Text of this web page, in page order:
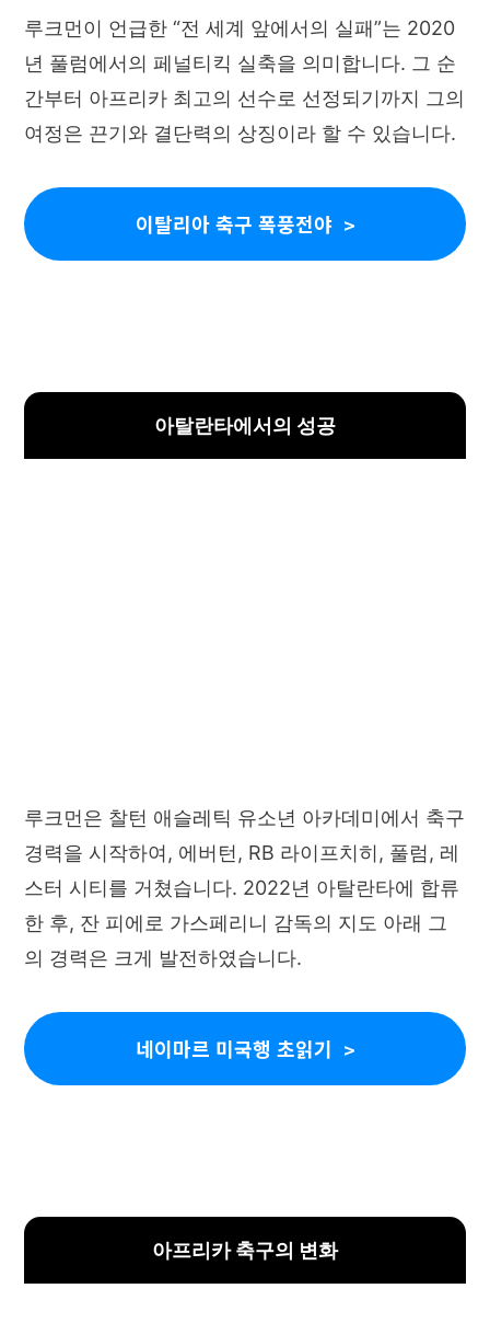
루크먼이 언급한 “전 세계 앞에서의 실패”는 2020
년 풀럼에서의 페널티킥 실축을 의미합니다. 그 순
간부터 아프리카 최고의 선수로 선정되기까지 그의
여정은 끈기와 결단력의 상징이라 할 수 있습니다.
이탈리아 축구 폭풍전야
아탈란타에서의 성공
루크먼은 찰턴 애슬레틱 유소년 아카데미에서 축구
경력을 시작하여, 에버턴, RB 라이프치히, 풀럼, 레
스터 시티를 거쳤습니다. 2022년 아탈란타에 합류
한 후, 잔 피에로 가스페리니 감독의 지도 아래 그
의 경력은 크게 발전하였습니다.
네이마르 미국행 초읽기
아프리카 축구의 변화